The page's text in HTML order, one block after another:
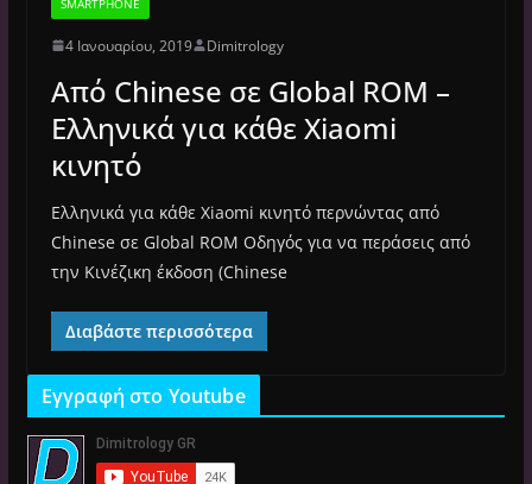
4 Ιανουαρίου, 2019 Dimitrology
Από Chinese σε Global ROM –
Ελληνικά για κάθε Xiaomi
κινητό
Ελληνικά για κάθε Xiaomi κινητό περνώντας από
Chinese σε Global ROM Οδηγός για να περάσεις από
την Κινέζικη έκδοση (Chinese
Διαβάστε περισσότερα
Εγγραφή στο Youtube